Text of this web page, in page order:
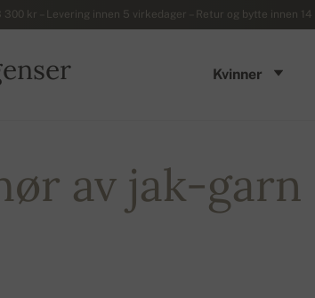
kr – Levering innen 5 virkedager – Retur og bytte innen
Kvinner
av jak-garn